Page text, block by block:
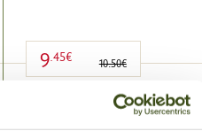
9.45€ 10.50€
ΠΡΟΣΘΗΚΗ ΣΤΟ ΚΑΛΑΘΙ